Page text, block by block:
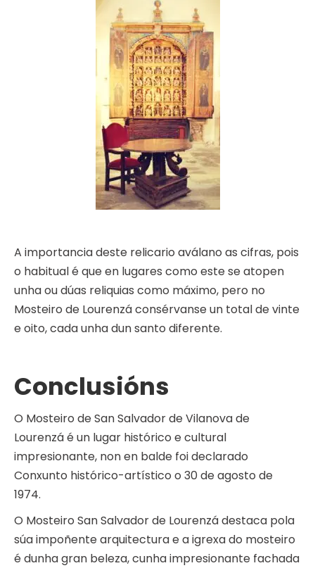
A importancia deste relicario aválano as cifras, pois
o habitual é que en lugares como este se atopen
unha ou dúas reliquias como máximo, pero no
Mosteiro de Lourenzá consérvanse un total de vinte
e oito, cada unha dun santo diferente.
Conclusións
O Mosteiro de San Salvador de Vilanova de
Lourenzá é un lugar histórico e cultural
impresionante, non en balde foi declarado
Conxunto histórico-artístico o 30 de agosto de
1974.
O Mosteiro San Salvador de Lourenzá destaca pola
súa impoñente arquitectura e a igrexa do mosteiro
é dunha gran beleza, cunha impresionante fachada